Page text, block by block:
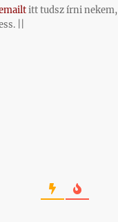
itt tudsz írni nekem,
||